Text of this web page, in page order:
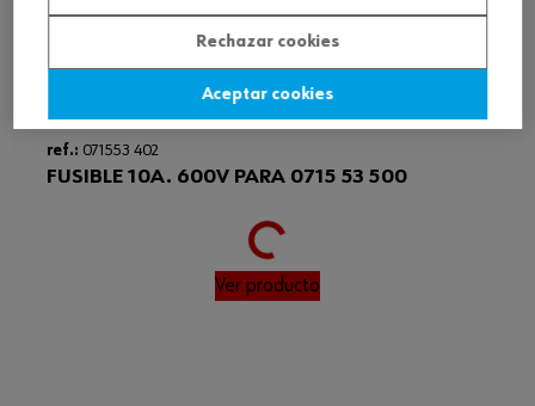
ref.: 071553 402
FUSIBLE 10A. 600V PARA 0715 53 500
Loading...
Ver producto
Rechazar cookies
Aceptar cookies